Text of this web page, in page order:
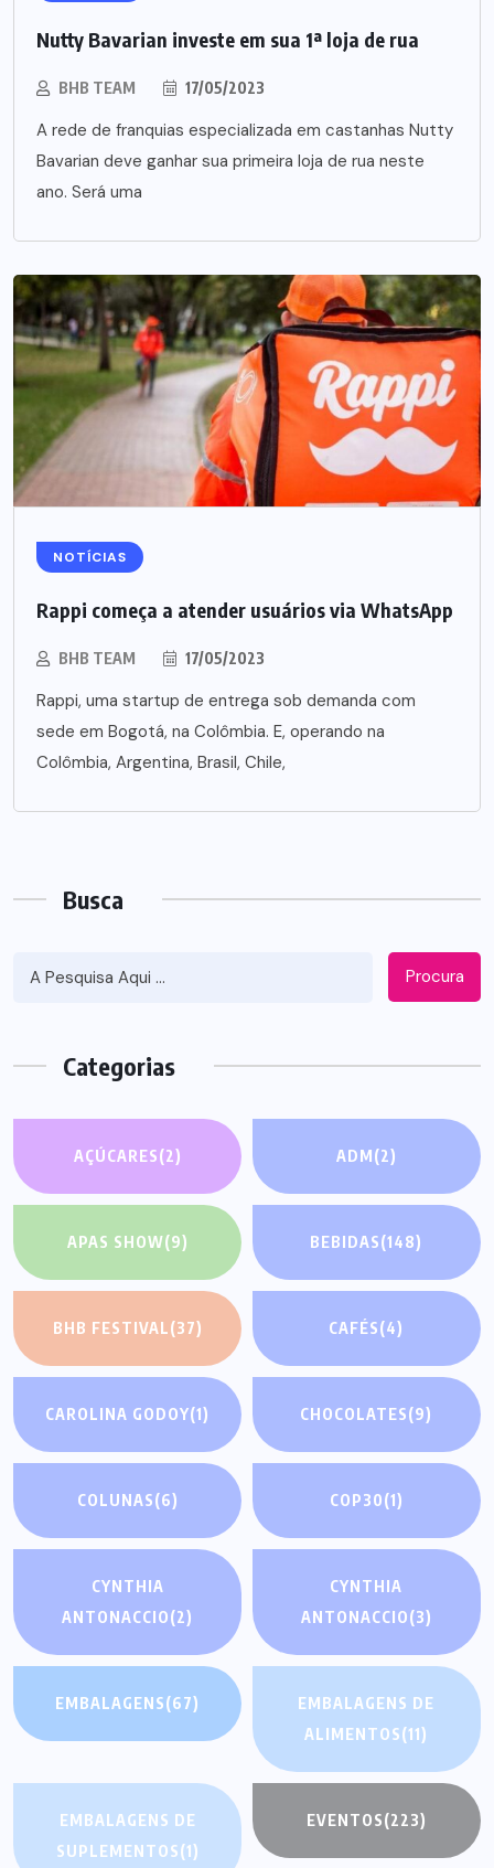
Nutty Bavarian investe em sua 1ª loja de rua
BHB TEAM 17/05/2023
A rede de franquias especializada em castanhas Nutty
Bavarian deve ganhar sua primeira loja de rua neste
ano. Será uma
NOTÍCIAS
Rappi começa a atender usuários via WhatsApp
BHB TEAM 17/05/2023
Rappi, uma startup de entrega sob demanda com
sede em Bogotá, na Colômbia. E, operando na
Colômbia, Argentina, Brasil, Chile,
Busca
Procura
Categorias
AÇÚCARES(2) ADM(2)
APAS SHOW(9) BEBIDAS(148)
BHB FESTIVAL(37) CAFÉS(4)
CAROLINA GODOY(1) CHOCOLATES(9)
COLUNAS(6) COP30(1)
CYNTHIA
ANTONACCIO(2)
CYNTHIA
ANTONACCIO(3)
EMBALAGENS(67)
EMBALAGENS DE
ALIMENTOS(11)
EMBALAGENS DE
SUPLEMENTOS(1)
EVENTOS(223)